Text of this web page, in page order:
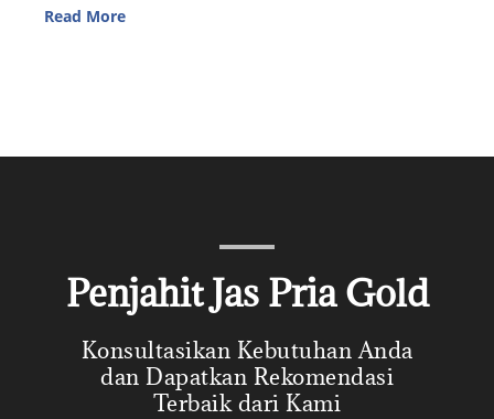
Read More
Penjahit Jas Pria Gold
Konsultasikan Kebutuhan Anda
dan Dapatkan Rekomendasi
Terbaik dari Kami